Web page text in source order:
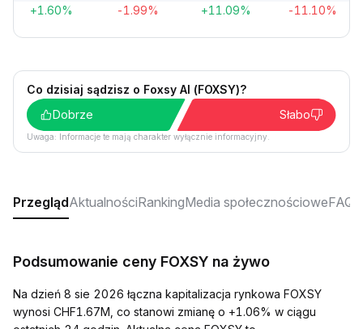
+1.60% -1.99% +11.09% -11.10%
Co dzisiaj sądzisz o Foxsy AI (FOXSY)?
Dobrze
Słabo
Uwaga: Informacje te mają charakter wyłącznie informacyjny.
PrzeglądAktualnościRankingMedia społecznościoweFAQ
Podsumowanie ceny FOXSY na żywo
Na dzień 8 sie 2026 łączna kapitalizacja rynkowa FOXSY
wynosi CHF1.67M, co stanowi zmianę o +1.06% w ciągu